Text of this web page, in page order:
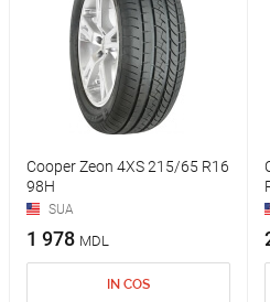
Cooper Zeon 4XS 215/65 R16
98H
SUA
1 978 MDL
IN COS